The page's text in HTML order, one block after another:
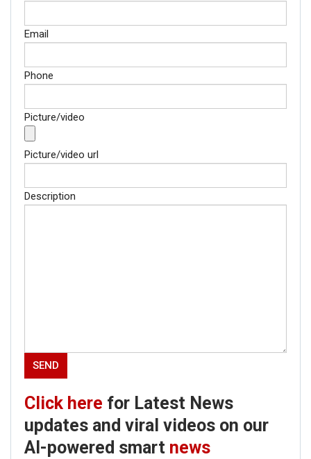
Email
Phone
Picture/video
Picture/video url
Description
Click here for Latest News
updates and viral videos on our
AI-powered smart news